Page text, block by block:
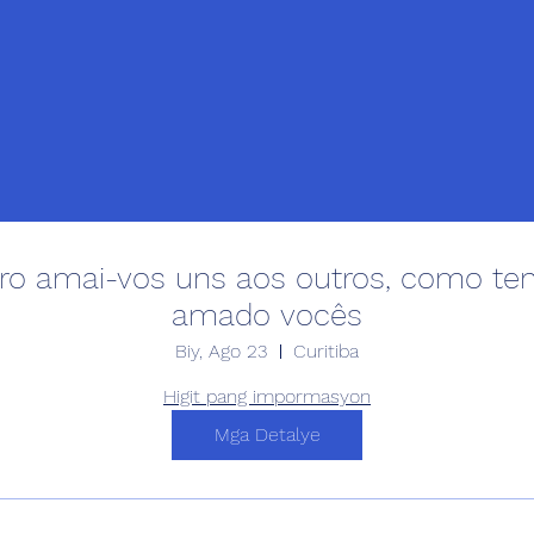
amai-vos uns aos outros, como
amado vocês
Biy, Ago 23
Curitiba
Higit pang impormasyon
Mga Detalye